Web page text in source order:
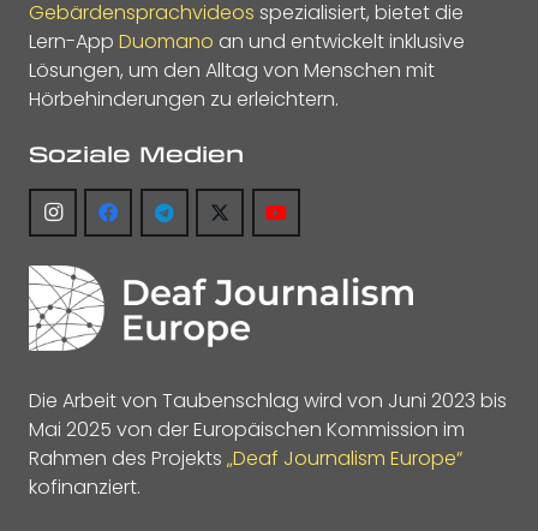
Gebärdensprachvideos spezialisiert, bietet die
Lern-App Duomano an und entwickelt inklusive
Lösungen, um den Alltag von Menschen mit
Hörbehinderungen zu erleichtern.
Soziale Medien
Die Arbeit von Taubenschlag wird von Juni 2023 bis
Mai 2025 von der Europäischen Kommission im
Rahmen des Projekts „Deaf Journalism Europe“
kofinanziert.